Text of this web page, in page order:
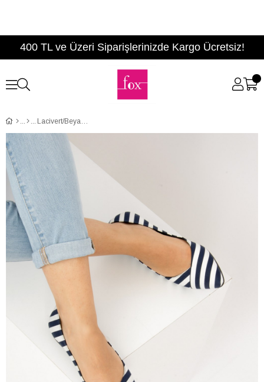
400 TL ve Üzeri Siparişlerinizde Kargo Ücretsiz!
Lacivert/Beyaz Kadın Babet F726803204